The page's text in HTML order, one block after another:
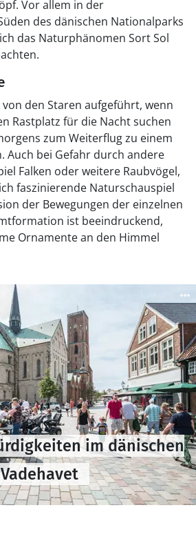
Vor allem in der
des dänischen Nationalparks
das Naturphänomen Sort Sol
den Staren aufgeführt, wenn
Rastplatz für die Nacht suchen
zum Weiterflug zu einem
Auch bei Gefahr durch andere
Falken oder weitere Raubvögel,
faszinierende Naturschauspiel
der Bewegungen der einzelnen
ist beeindruckend,
Ornamente an den Himmel
im dänischen